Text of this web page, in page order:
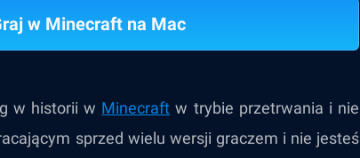
w Minecraft na Mac
w historii w Minecraft w trybie przetrwania i nie
sprzed wielu wersji graczem i nie jesteś